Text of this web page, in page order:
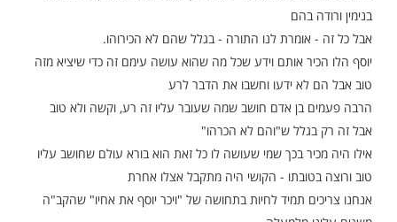
עוד תוכן חדש ומפתיע! התחברו לכל
שלנו בתהיליםבלחיצה כאן >>>​
כתוב: ויכר יוסף את אחיו והם לא
שכלתה עליהם הרעה הנה מגיע שליט מצרים, לא מוכר,
מחשבות שליליות, הופך אותם לגנבים, לוקח להם את
בהם